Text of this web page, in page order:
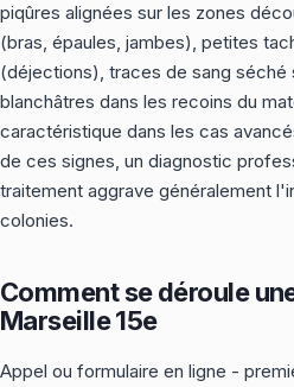
piqûres alignées sur les zones
(bras, épaules, jambes), petites
(déjections), traces de sang séché
blanchâtres dans les recoins du
caractéristique dans les cas
de ces signes, un diagnostic
traitement aggrave généralement
colonies.
Comment se déroule
Marseille 15e
Appel ou formulaire en ligne -